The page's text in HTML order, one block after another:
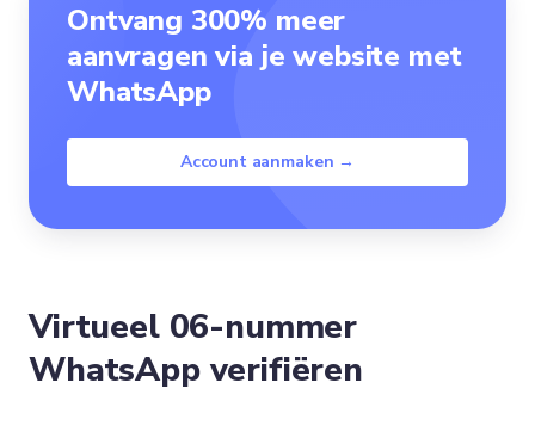
Ontvang 300% meer
aanvragen via je website met
WhatsApp
Account aanmaken →
Virtueel 06-nummer
WhatsApp verifiëren